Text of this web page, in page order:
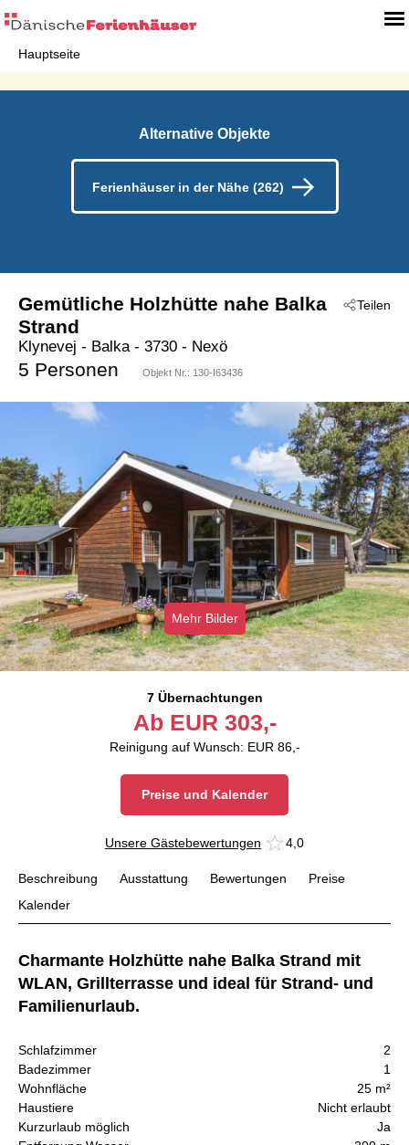
Hauptseite
Alternative Objekte
Ferienhäuser in der Nähe (262)
Teilen
Gemütliche Holzhütte nahe Balka
Strand
Klynevej - Balka - 3730 - Nexö
5 Personen Objekt Nr.: 130-I63436
Mehr Bilder
7 Übernachtungen
Ab EUR 303,-
Reinigung auf Wunsch: EUR 86,-
Preise und Kalender
Unsere Gästebewertungen 4,0
Beschreibung Ausstattung Bewertungen
Preise
Kalender
Charmante Holzhütte nahe Balka Strand mit
WLAN, Grillterrasse und ideal für Strand- und
Familienurlaub.
Schlafzimmer
2
Badezimmer
1
Wohnfläche
25 m²
Haustiere
Nicht erlaubt
Kurzurlaub möglich
Ja